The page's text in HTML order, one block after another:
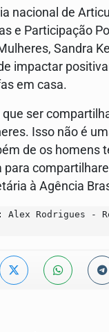
nacional de
e Participação
Sandra
impactar
em casa.
que ser
Isso não é
de os homens
à Agência
Alex Rodrigues -